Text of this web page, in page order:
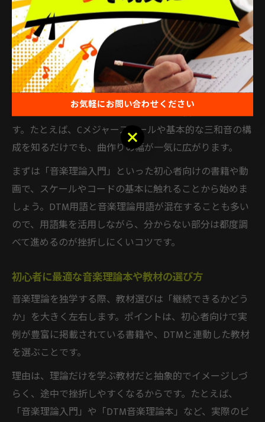
「何から始めればよいのか分からない」「理論は難しす
ぎるのでは？」という不安を感じがちです。結論から言
えば、最初の一歩は“完璧を求めず、必要最低限の基
礎”から学ぶことです。
理由は、DTMの現場では複雑な理論よりも、スケールや
コード進行などの実践的な知識がすぐに役立つためで
す。たとえば、Cメジャースケールや基本的な三和音の構
成を知るだけでも、曲作りの幅が一気に広がります。
まずは「音楽理論入門」といった初心者向けの書籍や動
画で、スケールやコードの基本に触れることから始めま
しょう。DTM用語と音楽理論用語が混在することも多い
ので、用語集を活用しながら、分からない部分は都度調
べて進めるのが挫折しにくいコツです。
初心者に最適な音楽理論本や教材の選び方
音楽理論を独学する際、教材選びは「継続できるかどう
か」を大きく左右します。ポイントは、初心者向けで実
例が豊富に掲載されている書籍や、DTMと連動した教材
を選ぶことです。
理由は、理論だけを学ぶ教材だと抽象的でイメージしづ
らく、途中で挫折しやすくなるからです。たとえば、
「音楽理論入門」や「DTM音楽理論本」など、実際のピ
お気軽にお問い合わせください
お気軽にお問い合わせください